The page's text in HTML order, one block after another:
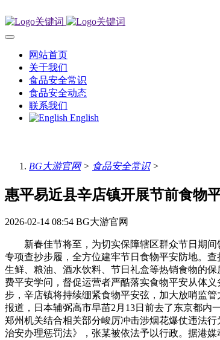
网站首页
关于我们
食品安全常识
食品安全动态
联系我们
English
BG大游官网> 食品安全常识>
惠平易近县辛店镇开展节前食物
2026-02-14 08:54 BG大游官网
新春佳节将至，为切实保障辖区群众节日期间
专项查抄步履，全方位建牢节日食物平安防地。
生鲜、粮油、酒水饮料、节日礼盒等热销食物的
费平安学问，督促运营者严酷落实食物平安从体
步，辛店镇将持续绷紧食物平安弦，加大放哨监
报道，日本辅弼高市早苗2月13日前去了东京都内
郑州机关结合相关部分峻厉冲击涉烟花爆仗违法
治安办理惩罚法》，张某被依法予以行政。据港